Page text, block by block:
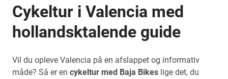
Cykeltur i Valencia med
hollandsktalende guide
Vil du opleve Valencia på en afslappet og informativ
måde? Så er en cykeltur med Baja Bikes lige det, du